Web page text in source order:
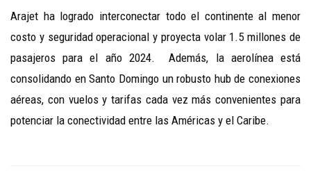
Arajet ha logrado interconectar todo el continente al menor
costo y seguridad operacional y proyecta volar 1.5 millones de
pasajeros para el año 2024. Además, la aerolínea está
consolidando en Santo Domingo un robusto hub de conexiones
aéreas, con vuelos y tarifas cada vez más convenientes para
potenciar la conectividad entre las Américas y el Caribe.